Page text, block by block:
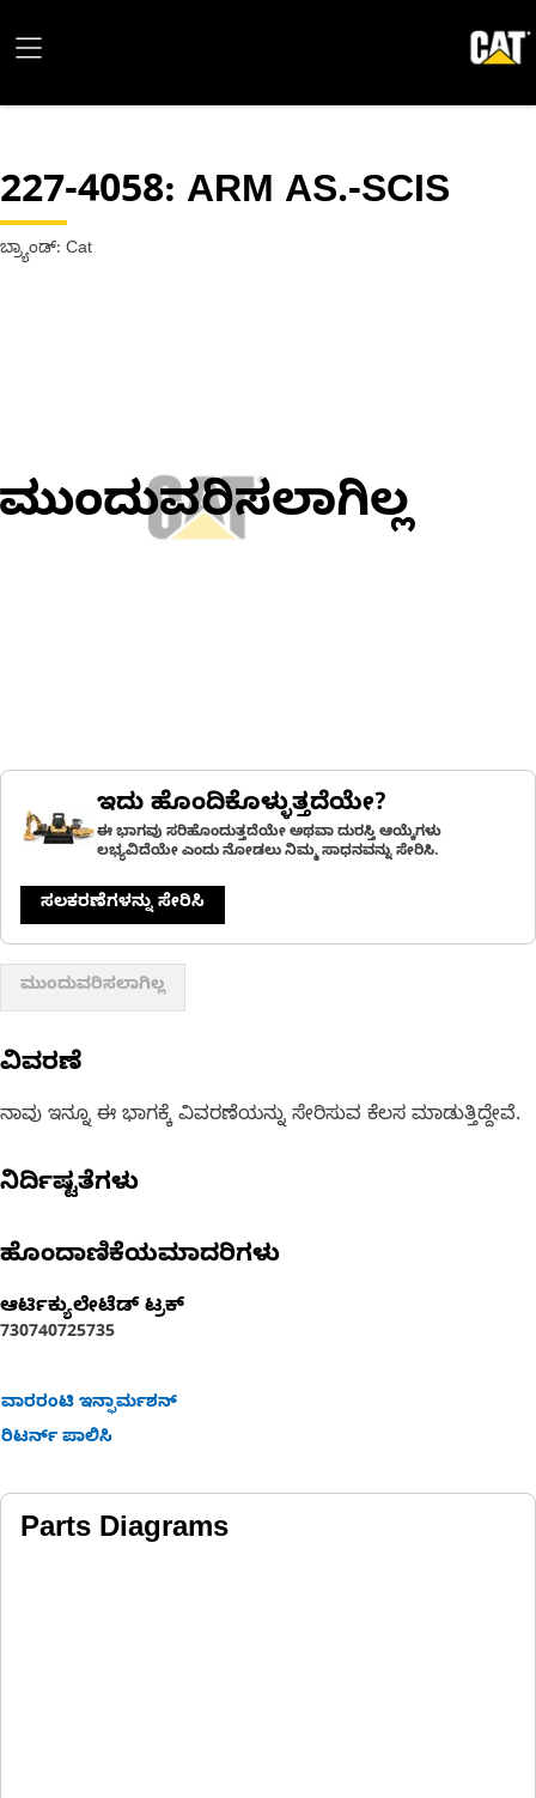
227-4058: ARM AS.-SCIS
ಬ್ರ್ಯಾಂಡ್: Cat
ಮುಂದುವರಿಸಲಾಗಿಲ್ಲ
ಇದು ಹೊಂದಿಕೊಳ್ಳುತ್ತದೆಯೇ?
ಈ ಭಾಗವು ಸರಿಹೊಂದುತ್ತದೆಯೇ ಅಥವಾ ದುರಸ್ತಿ ಆಯ್ಕೆಗಳು
ಲಭ್ಯವಿದೆಯೇ ಎಂದು ನೋಡಲು ನಿಮ್ಮ ಸಾಧನವನ್ನು ಸೇರಿಸಿ.
ಸಲಕರಣೆಗಳನ್ನು ಸೇರಿಸಿ
ಮುಂದುವರಿಸಲಾಗಿಲ್ಲ
ವಿವರಣೆ
ನಾವು ಇನ್ನೂ ಈ ಭಾಗಕ್ಕೆ ವಿವರಣೆಯನ್ನು ಸೇರಿಸುವ ಕೆಲಸ ಮಾಡುತ್ತಿದ್ದೇವೆ.
ನಿರ್ದಿಷ್ಟತೆಗಳು
ಹೊಂದಾಣಿಕೆಯಮಾದರಿಗಳು
ಆರ್ಟಿಕ್ಯುಲೇಟೆಡ್ ಟ್ರಕ್
730740725735
ವಾರರಂಟಿ ಇನ್ಫಾರ್ಮಶನ್
ರಿಟರ್ನ್ ಪಾಲಿಸಿ
Parts Diagrams